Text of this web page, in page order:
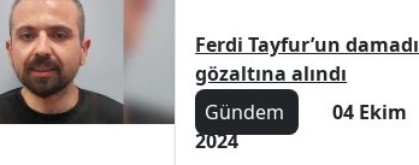
Ferdi Tayfur’un damadı
gözaltına alındı
Gündem
04 Ekim
2024